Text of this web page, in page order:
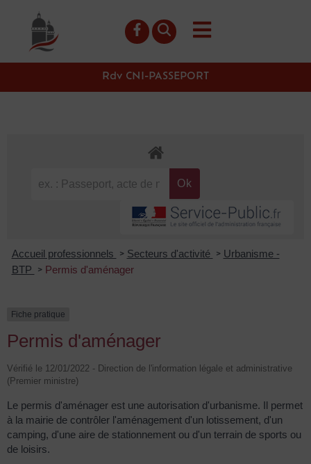
principal
Rdv CNI-PASSEPORT
Accueil professionnels > Secteurs d'activité > Urbanisme -
BTP
> Permis d'aménager
Fiche pratique
Permis d'aménager
Vérifié le 12/01/2022 - Direction de l'information légale et administrative
(Premier ministre)
Le permis d'aménager est une autorisation d'urbanisme. Il permet
à la mairie de contrôler l'aménagement d'un lotissement, d'un
camping, d'une aire de stationnement ou d'un terrain de sports ou
de loisirs.